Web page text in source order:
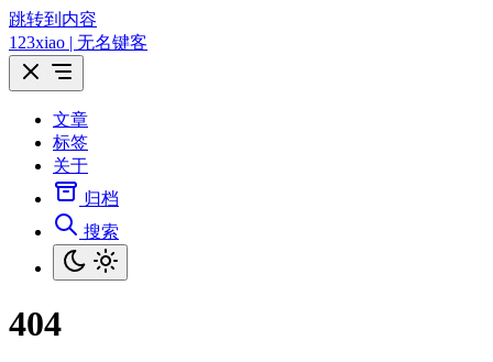
跳转到内容
123xiao | 无名键客
文章
标签
关于
归档
搜索
404